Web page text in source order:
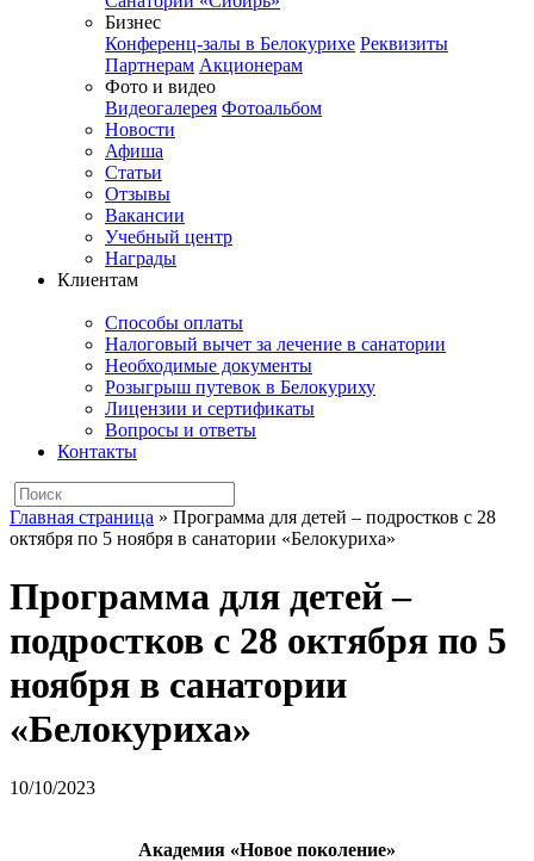
Бизнес
Конференц-залы в Белокурихе Реквизиты
Партнерам Акционерам
Фото и видео
Видеогалерея Фотоальбом
Новости
Афиша
Статьи
Отзывы
Вакансии
Учебный центр
Награды
Клиентам
Способы оплаты
Налоговый вычет за лечение в санатории
Необходимые документы
Розыгрыш путевок в Белокуриху
Лицензии и сертификаты
Вопросы и ответы
Контакты
Главная страница » Программа для детей – подростков с 28
октября по 5 ноября в санатории «Белокуриха»
Программа для детей –
подростков с 28 октября по 5
ноября в санатории
«Белокуриха»
10/10/2023
Академия «Новое поколение»